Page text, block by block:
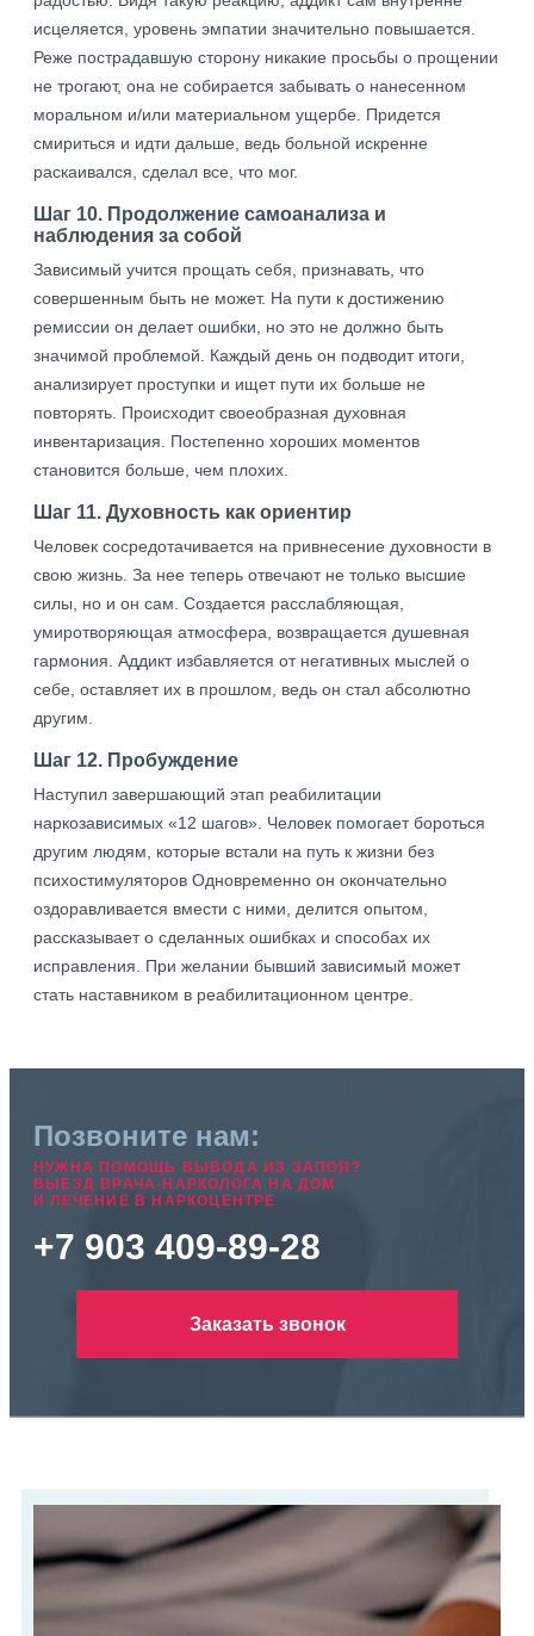
исцеляется, уровень эмпатии значительно повышается.
Реже пострадавшую сторону никакие просьбы о прощении
не трогают, она не собирается забывать о нанесенном
моральном и/или материальном ущербе. Придется
смириться и идти дальше, ведь больной искренне
раскаивался, сделал все, что мог.
Шаг 10. Продолжение самоанализа и
наблюдения за собой
Зависимый учится прощать себя, признавать, что
совершенным быть не может. На пути к достижению
ремиссии он делает ошибки, но это не должно быть
значимой проблемой. Каждый день он подводит итоги,
анализирует проступки и ищет пути их больше не
повторять. Происходит своеобразная духовная
инвентаризация. Постепенно хороших моментов
становится больше, чем плохих.
Шаг 11. Духовность как ориентир
Человек сосредотачивается на привнесение духовности в
свою жизнь. За нее теперь отвечают не только высшие
силы, но и он сам. Создается расслабляющая,
умиротворяющая атмосфера, возвращается душевная
гармония. Аддикт избавляется от негативных мыслей о
себе, оставляет их в прошлом, ведь он стал абсолютно
другим.
Шаг 12. Пробуждение
Наступил завершающий этап реабилитации
наркозависимых «12 шагов». Человек помогает бороться
другим людям, которые встали на путь к жизни без
психостимуляторов Одновременно он окончательно
оздоравливается вмести с ними, делится опытом,
рассказывает о сделанных ошибках и способах их
исправления. При желании бывший зависимый может
стать наставником в реабилитационном центре.
Позвоните нам:
НУЖНА ПОМОЩЬ ВЫВОДА ИЗ ЗАПОЯ?
ВЫЕЗД ВРАЧА-НАРКОЛОГА НА ДОМ
И ЛЕЧЕНИЕ В НАРКОЦЕНТРЕ
+7 903 409-89-28
Заказать звонок